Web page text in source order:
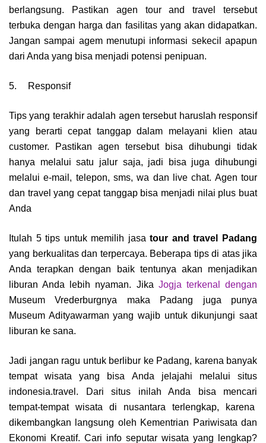
berlangsung. Pastikan agen tour and travel tersebut
terbuka dengan harga dan fasilitas yang akan didapatkan.
Jangan sampai agem menutupi informasi sekecil apapun
dari Anda yang bisa menjadi potensi penipuan.
5. Responsif
Tips yang terakhir adalah agen tersebut haruslah responsif
yang berarti cepat tanggap dalam melayani klien atau
customer. Pastikan agen tersebut bisa dihubungi tidak
hanya melalui satu jalur saja, jadi bisa juga dihubungi
melalui e-mail, telepon, sms, wa dan live chat. Agen tour
dan travel yang cepat tanggap bisa menjadi nilai plus buat
Anda
Itulah 5 tips untuk memilih jasatour and travel Padang
yang berkualitas dan terpercaya. Beberapa tips di atas jika
Anda terapkan dengan baik tentunya akan menjadikan
liburan Anda lebih nyaman. Jika Jogja terkenal dengan
Museum Vrederburgnya maka Padang juga punya
Museum Adityawarman yang wajib untuk dikunjungi saat
liburan ke sana.
Jadi jangan ragu untuk berlibur ke Padang, karena banyak
tempat wisata yang bisa Anda jelajahi melalui situs
indonesia.travel. Dari situs inilah Anda bisa mencari
tempat-tempat wisata di nusantara terlengkap, karena
dikembangkan langsung oleh Kementrian Pariwisata dan
Ekonomi Kreatif. Cari info seputar wisata yang lengkap?